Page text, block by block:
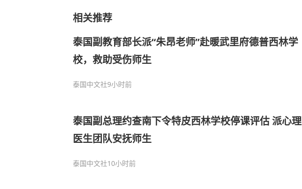
相关推荐
泰国副教育部长派“朱昂老师”赴暖武里府德普西林学
校，救助受伤师生
泰国中文社9小时前
泰国副总理约查南下令特皮西林学校停课评估 派心理
医生团队安抚师生
泰国中文社10小时前